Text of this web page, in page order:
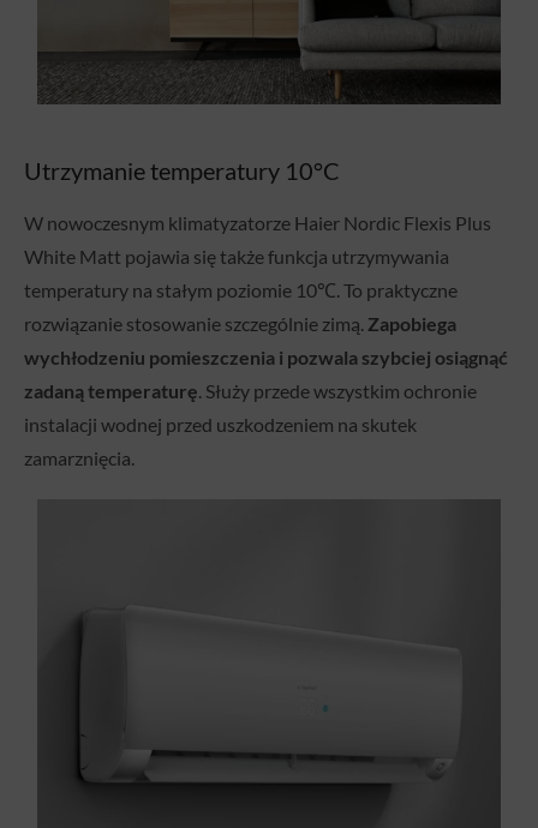
Utrzymanie temperatury 10°C
W nowoczesnym klimatyzatorze Haier Nordic Flexis Plus
White Matt pojawia się także funkcja utrzymywania
temperatury na stałym poziomie 10℃. To praktyczne
rozwiązanie stosowanie szczególnie zimą. Zapobiega
wychłodzeniu pomieszczenia i pozwala szybciej osiągnąć
zadaną temperaturę. Służy przede wszystkim ochronie
instalacji wodnej przed uszkodzeniem na skutek
zamarznięcia.